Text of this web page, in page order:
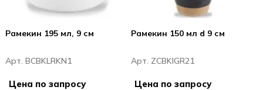
Рамекин 195 мл, 9 см
Арт. BCBKLRKN1
Цена по запросу
Рамекин 150 мл d 9 см
Арт. ZCBKIGR21
Цена по запросу